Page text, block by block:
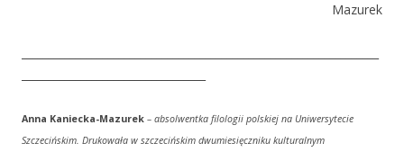
Mazurek
Anna Kaniecka-Mazurek – absolwentka filologii polskiej na Uniwersytecie
Szczecińskim. Drukowała w szczecińskim dwumiesięczniku kulturalnym